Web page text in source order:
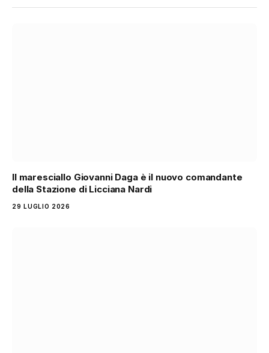
Il maresciallo Giovanni Daga è il nuovo comandante
della Stazione di Licciana Nardi
29 LUGLIO 2026